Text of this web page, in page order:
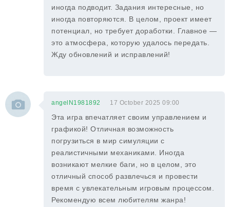
иногда подводит. Задания интересные, но
иногда повторяются. В целом, проект имеет
потенциал, но требует доработки. Главное —
это атмосфера, которую удалось передать.
Жду обновлений и исправлений!
angelN1981892 17 October 2025 09:00
Эта игра впечатляет своим управлением и
графикой! Отличная возможность
погрузиться в мир симуляции с
реалистичными механиками. Иногда
возникают мелкие баги, но в целом, это
отличный способ развлечься и провести
время с увлекательным игровым процессом.
Рекомендую всем любителям жанра!